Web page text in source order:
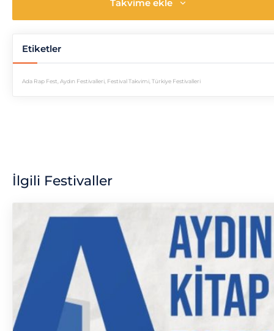
Takvime ekle
Etiketler
Ada Rap Fest, Aydın Festivalleri, Festival Takvimi, Türkiye Festivalleri
İlgili Festivaller